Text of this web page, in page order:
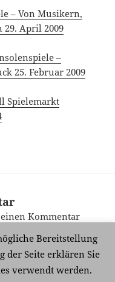
– Von Musikern,
29. April 2009
–
25. Februar 2009
Spielemarkt
Kommentar
Bereitstellung
der Seite erklären Sie
verwendt werden.